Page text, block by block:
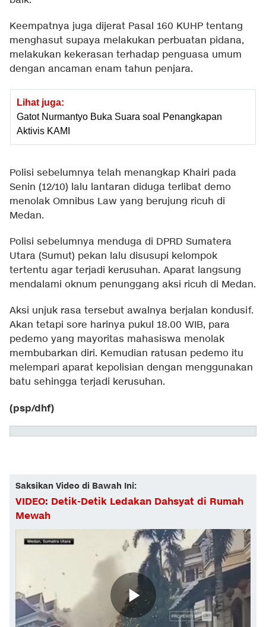
Keempatnya juga dijerat Pasal 160 KUHP tentang
menghasut supaya melakukan perbuatan pidana,
melakukan kekerasan terhadap penguasa umum
dengan ancaman enam tahun penjara.
Lihat juga:
Gatot Nurmantyo Buka Suara soal Penangkapan
Aktivis KAMI
Polisi sebelumnya telah menangkap Khairi pada
Senin (12/10) lalu lantaran diduga terlibat demo
menolak Omnibus Law yang berujung ricuh di
Medan.
Polisi sebelumnya menduga di DPRD Sumatera
Utara (Sumut) pekan lalu disusupi kelompok
tertentu agar terjadi kerusuhan. Aparat langsung
mendalami oknum penunggang aksi ricuh di Medan.
Aksi unjuk rasa tersebut awalnya berjalan kondusif.
Akan tetapi sore harinya pukul 18.00 WIB, para
pedemo yang mayoritas mahasiswa menolak
membubarkan diri. Kemudian ratusan pedemo itu
melempari aparat kepolisian dengan menggunakan
batu sehingga terjadi kerusuhan.
(psp/dhf)
Saksikan Video di Bawah Ini:
VIDEO: Detik-Detik Ledakan Dahsyat di Rumah
Mewah